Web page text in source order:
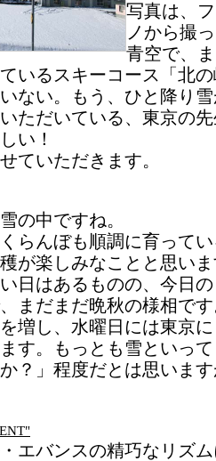
写真は、
ノから撮
青空で、
いるスキーコース「北
ない。もう、ひと降り
ただいている、東京の
い！
ていただきます。
の中ですね。
らんぼも順調に育って
が楽しみなことと思い
日はあるものの、今日
まだまだ晩秋の様相で
増し、水曜日には東京
す。もっとも雪といっ
？」程度だとは思いま
エバンスの精巧なリズ